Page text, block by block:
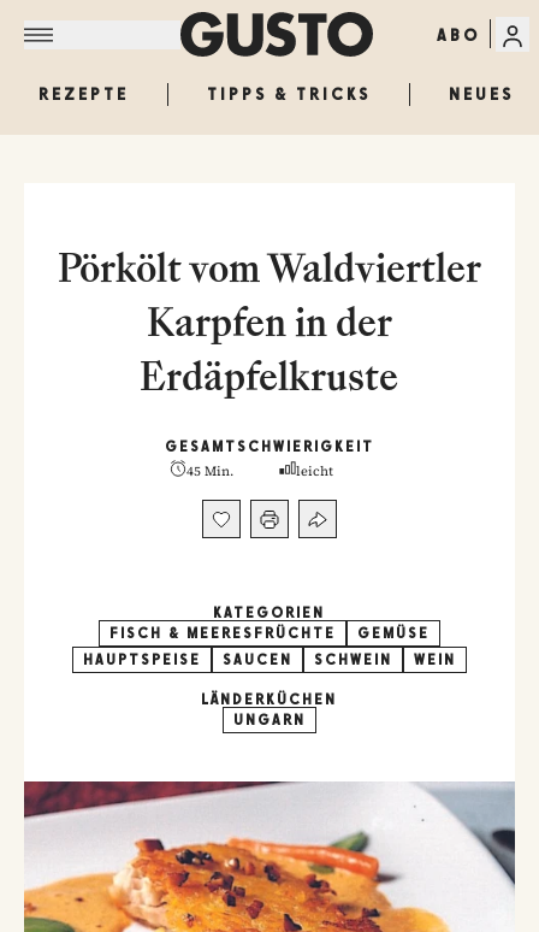
ABO
REZEPTE TIPPS & TRICKS NEUES
Pörkölt vom Waldviertler
Karpfen in der
Erdäpfelkruste
GESAMT
45 Min.
SCHWIERIGKEIT
leicht
KATEGORIEN
FISCH & MEERESFRÜCHTE
GEMÜSE
HAUPTSPEISE
SAUCEN SCHWEIN WEIN
LÄNDERKÜCHEN
UNGARN